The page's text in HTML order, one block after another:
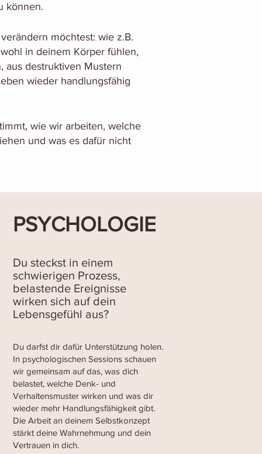
können.
möchtest: wie z.B.
in deinem Körper fühlen,
aus destruktiven Mustern
wieder handlungsfähig
wie wir arbeiten, welche
und was es dafür nicht
PSYCHOLOGIE
Du steckst in einem
schwierigen Prozess,
belastende Ereignisse
wirken sich auf dein
Lebensgefühl aus?
Du darfst dir dafür Unterstützung holen.
In psychologischen Sessions schauen
wir gemeinsam auf das, was dich
belastet, welche Denk- und
Verhaltensmuster wirken und was dir
wieder mehr Handlungsfähigkeit gibt.
Die Arbeit an deinem Selbstkonzept
stärkt deine Wahrnehmung und dein
Vertrauen in dich.